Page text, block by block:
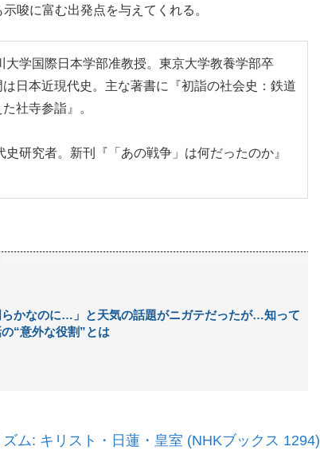
唆に富む出発点を与えてくれる。
学国際日本学部准教授。東京大学教養学部卒
日本近現代史。主な著書に『初詣の社会史：鉄道
社寺参詣』。
研究者。新刊『「あの戦争」は何だったのか』
らかなのに…」と天気の話題がニガテだったが…知って
“意外な役割”とは
ム: キリスト・日蓮・皇室 (NHKブックス 1294)